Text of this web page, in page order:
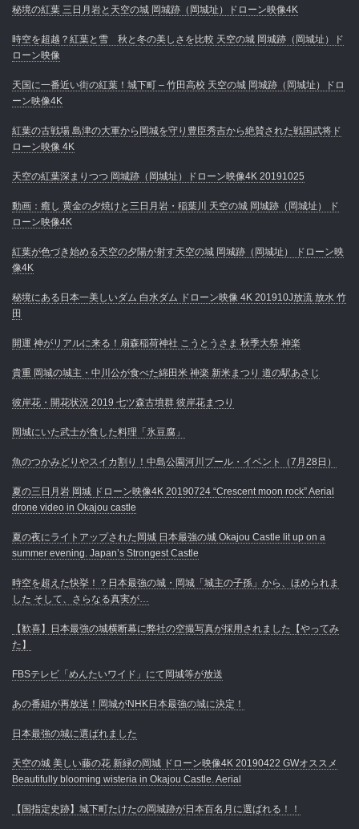
秘境の紅葉 三日月岩と天空の城 岡城跡（岡城址）ドローン映像4K
時空を超越？紅葉と雪 秋と冬の美しさを比較 天空の城 岡城跡（岡城址）ド
ローン映像
天国に一番近い街の紅葉！城下町 – 竹田高校 天空の城 岡城跡（岡城址）ドロ
ーン映像4K
紅葉の古戦場 島津の大軍から岡城を守り豊臣秀吉から絶賛された戦国武将ド
ローン映像 4K
天空の紅葉深まりつつ 岡城跡（岡城址）ドローン映像4K 20191025
動画：癒し 黄金の夕焼けと三日月岩・稲葉川 天空の城 岡城跡（岡城址） ド
ローン映像4K
紅葉が色づき始める天空の夕陽が射す天空の城 岡城跡（岡城址） ドローン映
像4K
秘境にある日本一美しいダム 白水ダム ドローン映像 4K 201910J放流 放水 竹
田
開運 神がリアルに来る！扇森稲荷神社 こうとうさま 秋季大祭 神楽
貴重 岡城の城主・中川公が食べた綿田米 神楽 新米まつり 道の駅あさじ
彼岸花・開花状況 2019 七ツ森古墳群 彼岸花まつり
岡城にいた武士が食した料理「氷豆腐」
魚のつかみどりやスイカ割り！中島公園河川プール・イベント（7月28日）
夏の三日月岩 岡城 ドローン映像4K 20190724 “Crescent moon rock” Aerial
drone video in Okajou castle
夏の夜にライトアップされた岡城 日本最強の城 Okajou Castle lit up on a
summer evening. Japan’s Strongest Castle
時空を超えた快挙！？日本最強の城・岡城「城主の子孫」から、ほめられま
した そして、さらなる真実が…
【歓喜】日本最強の城横断幕に弊社の空撮写真が採用されました【やってみ
た】
FBSテレビ「めんたいワイド」にて岡城等が放送
あの番組が再放送！岡城がNHK日本最強の城に決定！
日本最強の城に選ばれました
天空の城 美しい藤の花 新緑の岡城 ドローン映像4K 20190422 GWオススメ
Beautifully blooming wisteria in Okajou Castle. Aerial
【国指定史跡】城下町たけたの岡城跡が日本百名月に選ばれる！！